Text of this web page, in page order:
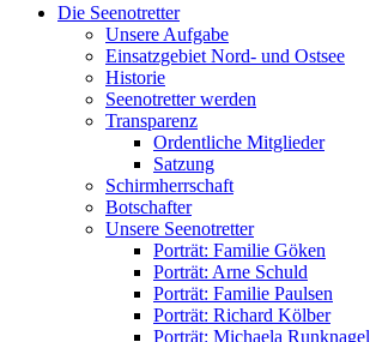
Die Seenotretter
Unsere Aufgabe
Einsatzgebiet Nord- und Ostsee
Historie
Seenotretter werden
Transparenz
Ordentliche Mitglieder
Satzung
Schirmherrschaft
Botschafter
Unsere Seenotretter
Porträt: Familie Göken
Porträt: Arne Schuld
Porträt: Familie Paulsen
Porträt: Richard Kölber
Porträt: Michaela Runknagel